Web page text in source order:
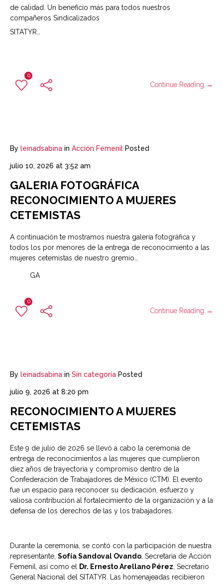
de calidad. Un beneficio más para todos nuestros
compañeros Sindicalizados
SITATYR…
0
Continue Reading →
By leinadsabina in Acción Femenil Posted
julio 10, 2026 at 3:52 am
GALERIA FOTOGRÁFICA
RECONOCIMIENTO A MUJERES
CETEMISTAS
A continuación te mostramos nuestra galería fotográfica y
todos los por menores de la entrega de reconocimiento a las
mujeres cetemistas de nuestro gremio…
GA
0
Continue Reading →
By leinadsabina in Sin categoría Posted
julio 9, 2026 at 8:20 pm
RECONOCIMIENTO A MUJERES
CETEMISTAS
Este 9 de julio de 2026 se llevó a cabo la ceremonia de
entrega de reconocimientos a las mujeres que cumplieron
diez años de trayectoria y compromiso dentro de la
Confederación de Trabajadores de México (CTM). El evento
fue un espacio para reconocer su dedicación, esfuerzo y
valiosa contribución al fortalecimiento de la organización y a la
defensa de los derechos de las y los trabajadores.
Durante la ceremonia, se contó con la participación de nuestra
representante, Sofía Sandoval Ovando , Secretaria de Acción
Femenil, así como el
Dr. Ernesto Arellano Pérez , Secretario
General Nacional del SITATYR. Las homenajeadas recibieron